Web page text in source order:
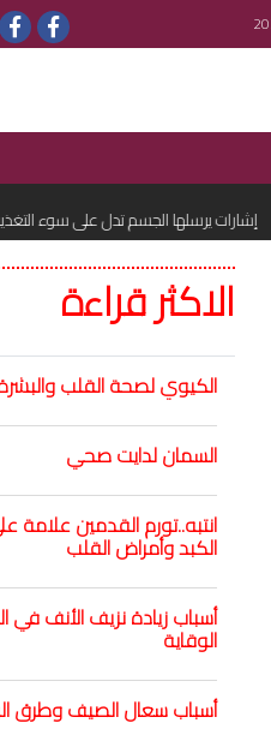
إشارات يرسلها الجسم تدل على سوء التغذية
الاكثر قراءة
الكيوي لصحة القلب
السمان لدايت صحي
انتبه..تورم القدمين علامة
الكبد وأمراض القلب
أسباب زيادة نزيف الأنف
الوقاية
أسباب سعال الصيف وطرق